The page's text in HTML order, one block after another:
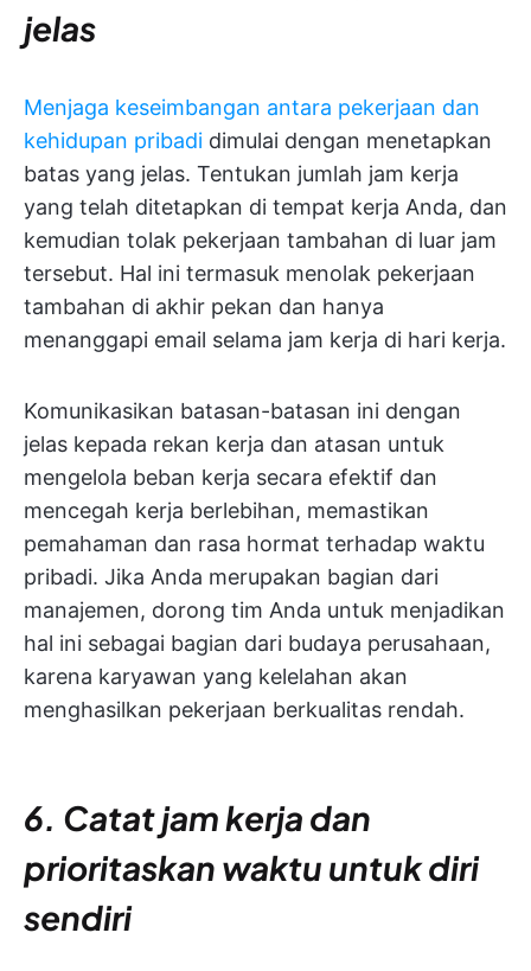
jelas
Menjaga keseimbangan antara pekerjaan dan
kehidupan pribadi dimulai dengan menetapkan
batas yang jelas. Tentukan jumlah jam kerja
yang telah ditetapkan di tempat kerja Anda, dan
kemudian tolak pekerjaan tambahan di luar jam
tersebut. Hal ini termasuk menolak pekerjaan
tambahan di akhir pekan dan hanya
menanggapi email selama jam kerja di hari kerja.
Komunikasikan batasan-batasan ini dengan
jelas kepada rekan kerja dan atasan untuk
mengelola beban kerja secara efektif dan
mencegah kerja berlebihan, memastikan
pemahaman dan rasa hormat terhadap waktu
pribadi. Jika Anda merupakan bagian dari
manajemen, dorong tim Anda untuk menjadikan
hal ini sebagai bagian dari budaya perusahaan,
karena karyawan yang kelelahan akan
menghasilkan pekerjaan berkualitas rendah.
6. Catat jam kerja dan
prioritaskan waktu untuk diri
sendiri